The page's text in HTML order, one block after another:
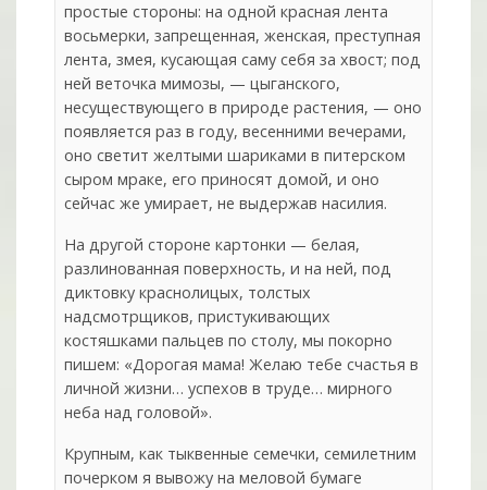
простые стороны: на одной красная лента
восьмерки, запрещенная, женская, преступная
лента, змея, кусающая саму себя за хвост; под
ней веточка мимозы, — цыганского,
несуществующего в природе растения, — оно
появляется раз в году, весенними вечерами,
оно светит желтыми шариками в питерском
сыром мраке, его приносят домой, и оно
сейчас же умирает, не выдержав насилия.
На другой стороне картонки — белая,
разлинованная поверхность, и на ней, под
диктовку краснолицых, толстых
надсмотрщиков, пристукивающих
костяшками пальцев по столу, мы покорно
пишем: «Дорогая мама! Желаю тебе счастья в
личной жизни… успехов в труде… мирного
неба над головой».
Крупным, как тыквенные семечки, семилетним
почерком я вывожу на меловой бумаге